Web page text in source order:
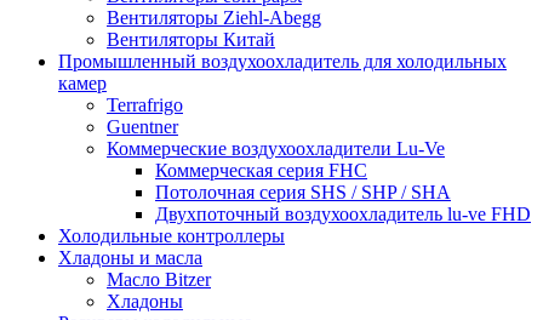
Вентиляторы Ziehl-Abegg
Вентиляторы Китай
Промышленный воздухоохладитель для холодильных
камер
Terrafrigo
Guentner
Коммерческие воздухоохладители Lu-Ve
Коммерческая серия FHC
Потолочная серия SHS / SHP / SHA
Двухпоточный воздухоохладитель lu-ve FHD
Холодильные контроллеры
Хладоны и масла
Масло Bitzer
Хладоны